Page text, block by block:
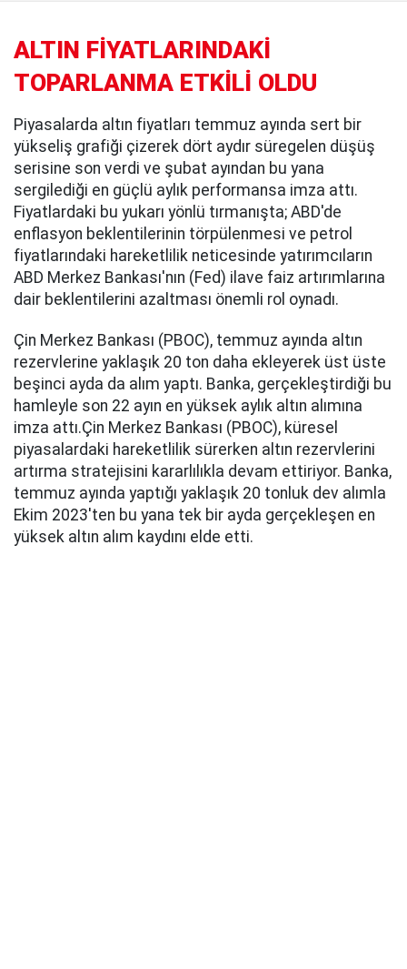
ALTIN FİYATLARINDAKİ
TOPARLANMA ETKİLİ OLDU
Piyasalarda altın fiyatları temmuz ayında sert bir
yükseliş grafiği çizerek dört aydır süregelen düşüş
serisine son verdi ve şubat ayından bu yana
sergilediği en güçlü aylık performansa imza attı.
Fiyatlardaki bu yukarı yönlü tırmanışta; ABD'de
enflasyon beklentilerinin törpülenmesi ve petrol
fiyatlarındaki hareketlilik neticesinde yatırımcıların
ABD Merkez Bankası'nın (Fed) ilave faiz artırımlarına
dair beklentilerini azaltması önemli rol oynadı.
Çin Merkez Bankası (PBOC), temmuz ayında altın
rezervlerine yaklaşık 20 ton daha ekleyerek üst üste
beşinci ayda da alım yaptı. Banka, gerçekleştirdiği bu
hamleyle son 22 ayın en yüksek aylık altın alımına
imza attı.Çin Merkez Bankası (PBOC), küresel
piyasalardaki hareketlilik sürerken altın rezervlerini
artırma stratejisini kararlılıkla devam ettiriyor. Banka,
temmuz ayında yaptığı yaklaşık 20 tonluk dev alımla
Ekim 2023'ten bu yana tek bir ayda gerçekleşen en
yüksek altın alım kaydını elde etti.